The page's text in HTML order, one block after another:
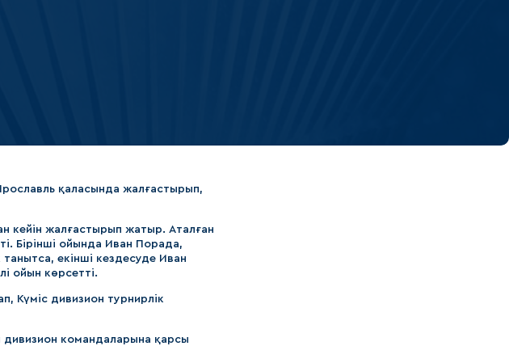
қаласында жалғастырып,
кейін жалғастырып жатыр. Аталған
Бірінші ойында Иван Порада,
екінші кездесуде Иван
ойын көрсетті.
Күміс дивизион турнирлік
командаларына қарсы